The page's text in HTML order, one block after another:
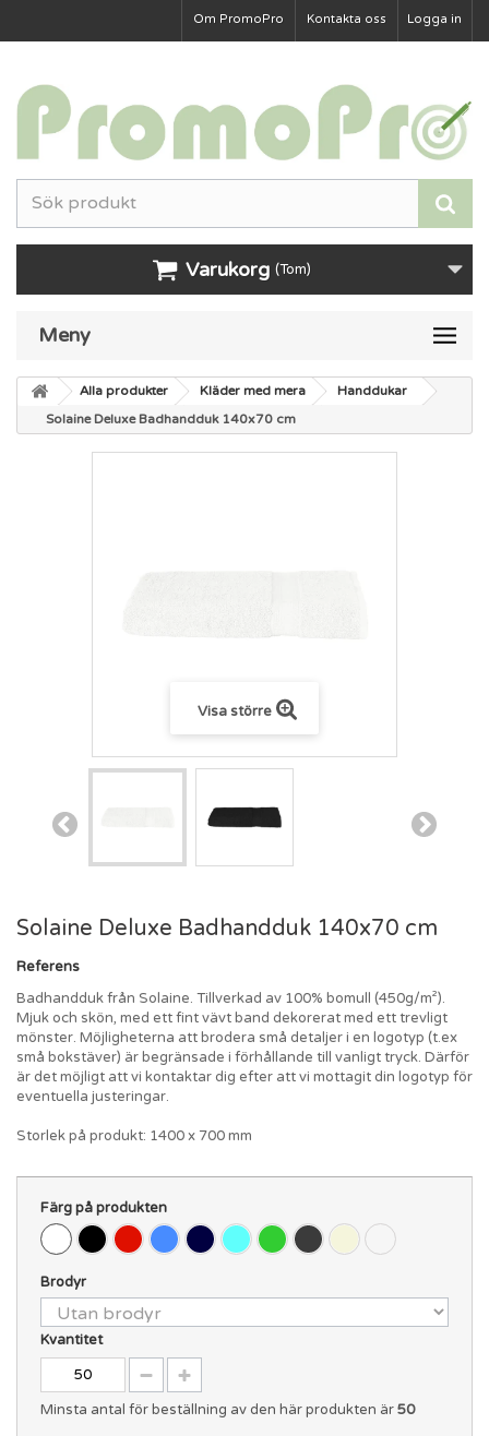
Logga in
Kontakta oss
Om PromoPro
Varukorg (Tom)
Meny
Alla produkter Kläder med mera
Handdukar
Solaine Deluxe Badhandduk 140x70 cm
Visa större
Solaine Deluxe Badhandduk 140x70 cm
Referens
Badhandduk från Solaine. Tillverkad av 100% bomull (450g/m²).
Mjuk och skön, med ett fint vävt band dekorerat med ett trevligt
mönster. Möjligheterna att brodera små detaljer i en logotyp (t.ex
små bokstäver) är begränsade i förhållande till vanligt tryck. Därför
är det möjligt att vi kontaktar dig efter att vi mottagit din logotyp för
eventuella justeringar.
Storlek på produkt: 1400 x 700 mm
Färg på produkten
Brodyr
Kvantitet
Minsta antal för beställning av den här produkten är50